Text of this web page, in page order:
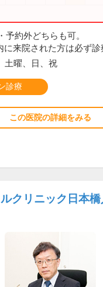
予約外どちらも可。
に来院された方は必ず診
土曜、日、祝
診療
この医院の詳細をみる
クリニック日本